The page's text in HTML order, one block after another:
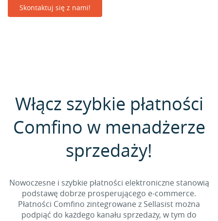
Skontaktuj się z nami!
Włącz szybkie płatności
Comfino w menadżerze
sprzedaży!
Nowoczesne i szybkie płatności elektroniczne stanowią
podstawę dobrze prosperującego e-commerce.
Płatności Comfino zintegrowane z Sellasist można
podpiąć do każdego kanału sprzedaży, w tym do